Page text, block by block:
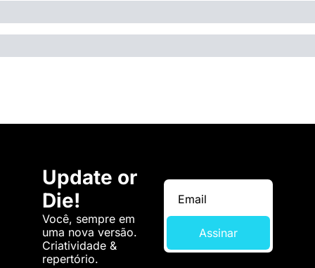
Update or
Die!
Você, sempre em
uma nova versão.
Criatividade &
repertório.
Assinar